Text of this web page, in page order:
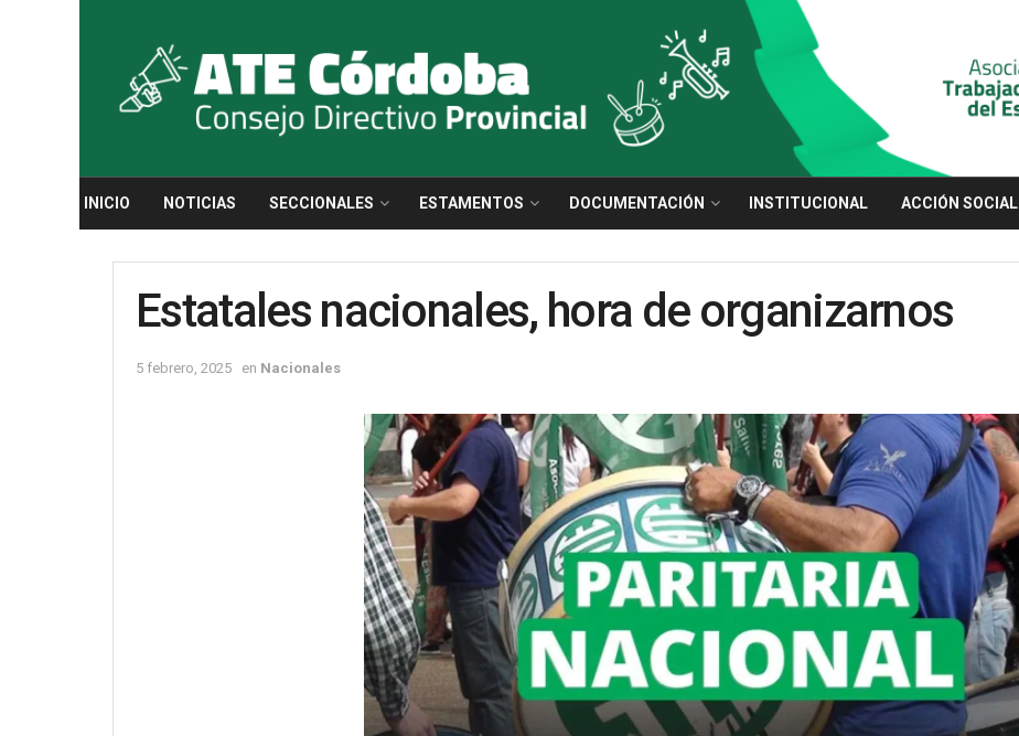
INICIO NOTICIAS SECCIONALES ESTAMENTOS DOCUMENTACIÓN INSTITUCIONAL ACCIÓN SOCIAL
Estatales nacionales, hora de organizarnos
5 febrero, 2025 en Nacionales